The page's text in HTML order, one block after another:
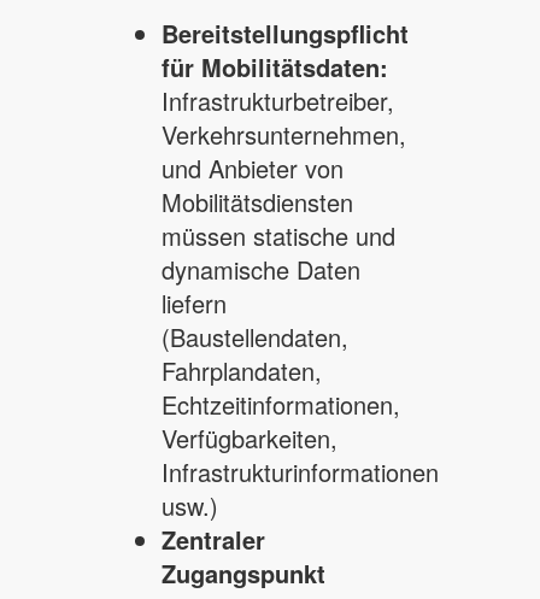
Bereitstellungspflicht
für Mobilitätsdaten:
Infrastrukturbetreiber,
Verkehrsunternehmen,
und Anbieter von
Mobilitätsdiensten
müssen statische und
dynamische Daten
liefern
(Baustellendaten,
Fahrplandaten,
Echtzeitinformationen,
Verfügbarkeiten,
Infrastrukturinformationen
usw.)
Zentraler
Zugangspunkt